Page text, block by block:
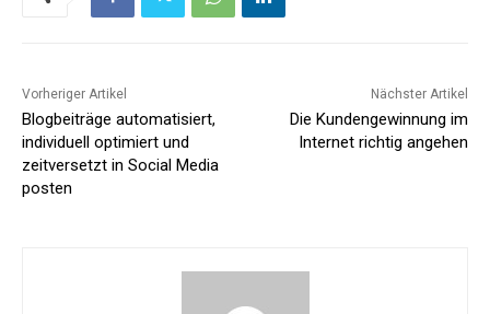
Vorheriger Artikel
Blogbeiträge automatisiert,
individuell optimiert und
zeitversetzt in Social Media
posten
Nächster Artikel
Die Kundengewinnung im
Internet richtig angehen